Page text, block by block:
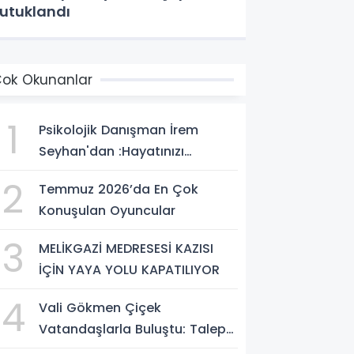
Okunanlar
1
Psikolojik Danışman İrem
Seyhan'dan :Hayatınızı
Potansiyelinizi Keşfetmek İçin
İlk Adımı Atın!
2
Temmuz 2026’da En Çok
Konuşulan Oyuncular
3
MELİKGAZİ MEDRESESİ KAZISI
İÇİN YAYA YOLU KAPATILIYOR
4
Vali Gökmen Çiçek
Vatandaşlarla Buluştu: Talep